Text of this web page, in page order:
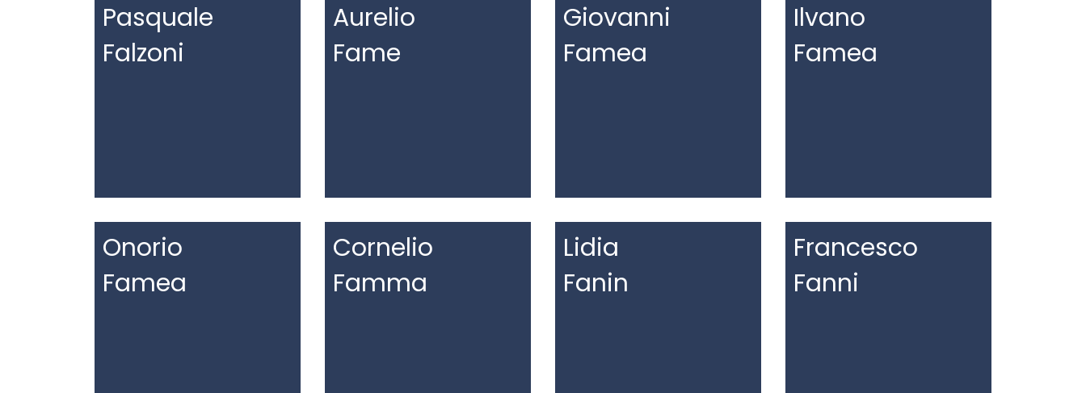
Pasquale
Falzoni
Aurelio
Fame
Giovanni
Famea
Ilvano
Famea
Onorio
Famea
Cornelio
Famma
Lidia
Fanin
Francesco
Fanni